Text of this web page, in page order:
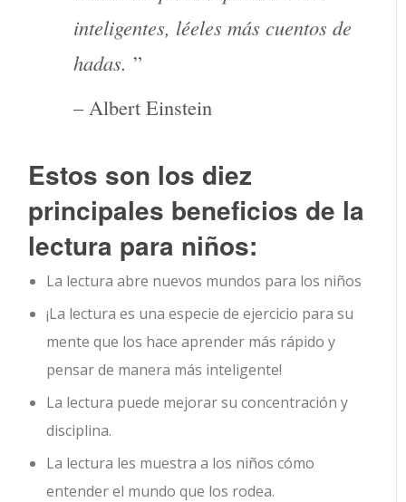
inteligentes, léeles más cuentos de
hadas.”
– Albert Einstein
Estos son los diez
principales beneficios de la
lectura para niños:
La lectura abre nuevos mundos para los niños
¡La lectura es una especie de ejercicio para su
mente que los hace aprender más rápido y
pensar de manera más inteligente!
La lectura puede mejorar su concentración y
disciplina.
La lectura les muestra a los niños cómo
entender el mundo que los rodea.